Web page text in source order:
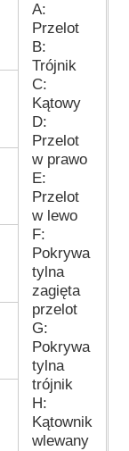
A:
Przelot
B:
Trójnik
C:
Kątowy
D:
Przelot
w prawo
E:
Przelot
w lewo
F:
Pokrywa
tylna
zagięta
przelot
G:
Pokrywa
tylna
trójnik
H:
Kątownik
wlewany